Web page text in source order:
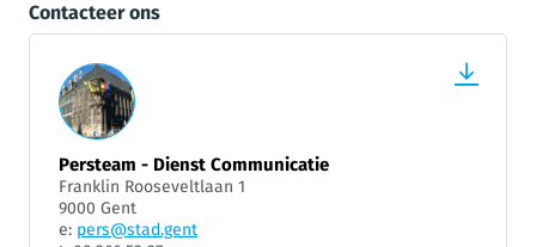
Contacteer ons
Persteam - Dienst Communicatie
Franklin Rooseveltlaan 1
9000 Gent
e: pers@stad.gent